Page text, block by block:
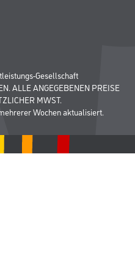
Gesellschaft
ALLE ANGEGEBENEN PREISE
MWST.
Wochen aktualisiert.